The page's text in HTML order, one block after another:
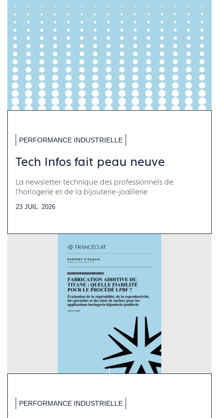
PERFORMANCE INDUSTRIELLE
Tech Infos fait peau neuve
La newsletter technique des professionnels de
l'horlogerie et de la bijouterie-joaillerie
23 JUIL. 2026
PERFORMANCE INDUSTRIELLE